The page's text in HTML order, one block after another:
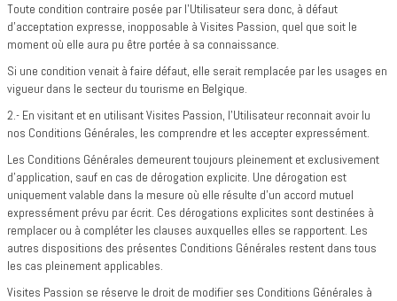
Toute condition contraire posée par l’Utilisateur sera donc, à défaut
d’acceptation expresse, inopposable à Visites Passion, quel que soit le
moment où elle aura pu être portée à sa connaissance.
Si une condition venait à faire défaut, elle serait remplacée par les usages en
vigueur dans le secteur du tourisme en Belgique.
2.- En visitant et en utilisant Visites Passion, l’Utilisateur reconnait avoir lu
nos Conditions Générales, les comprendre et les accepter expressément.
Les Conditions Générales demeurent toujours pleinement et exclusivement
d’application, sauf en cas de dérogation explicite. Une dérogation est
uniquement valable dans la mesure où elle résulte d’un accord mutuel
expressément prévu par écrit. Ces dérogations explicites sont destinées à
remplacer ou à compléter les clauses auxquelles elles se rapportent. Les
autres dispositions des présentes Conditions Générales restent dans tous
les cas pleinement applicables.
Visites Passion se réserve le droit de modifier ses Conditions Générales à